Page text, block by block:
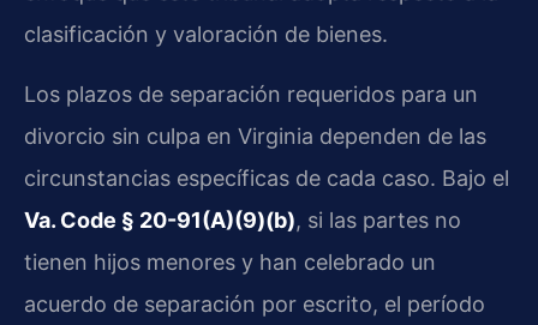
clasificación y valoración de bienes.
Los plazos de separación requeridos para un
divorcio sin culpa en Virginia dependen de las
circunstancias específicas de cada caso. Bajo el
Va. Code § 20-91(A)(9)(b), si las partes no
tienen hijos menores y han celebrado un
acuerdo de separación por escrito, el período